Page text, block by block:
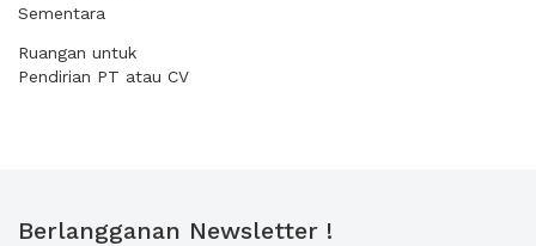
Sementara
Ruangan untuk
Pendirian PT atau CV
Berlangganan Newsletter !